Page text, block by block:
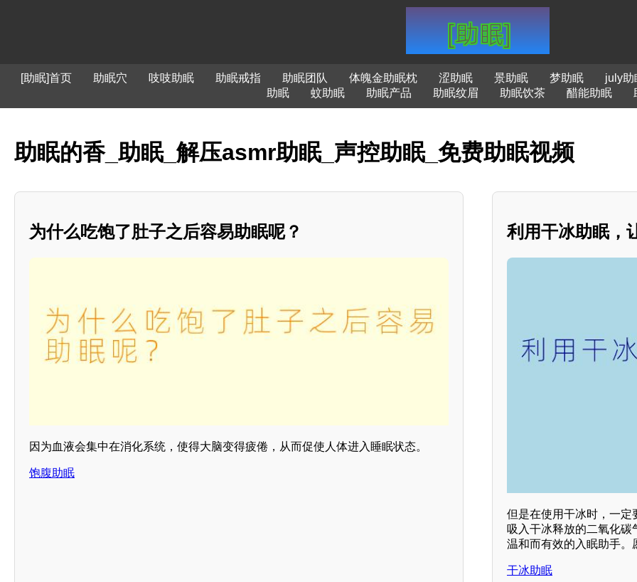
[助眠]首页 助眠穴 吱吱助眠 助眠戒指 助眠团队 体魄金助眠枕 涩助眠 景助眠 梦助眠
july助
助眠
蚊助眠 助眠产品 助眠纹眉 助眠饮茶 醋能助眠
助眠的香_助眠_解压asmr助眠_声控助眠_免费助眠视频
为什么吃饱了肚子之后容易助眠呢？
因为血液会集中在消化系统，使得大脑变得疲倦，从而促使人体进入睡眠状态。
饱腹助眠
利用干冰助眠，
但是在使用干冰时，一定
吸入干冰释放的二氧化
温和而有效的入眠助手。
干冰助眠